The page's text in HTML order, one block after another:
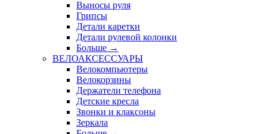
Выносы руля
Грипсы
Детали каретки
Детали рулевой колонки
Больше →
ВЕЛОАКСЕССУАРЫ
Велокомпьютеры
Велокорзины
Держатели телефона
Детские кресла
Звонки и клаксоны
Зеркала